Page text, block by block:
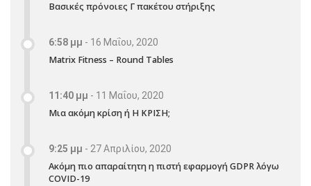
Βασικές πρόνοιες Γ πακέτου στήριξης
6:58 μμ - 16 Μαΐου, 2020
Matrix Fitness – Round Tables
11:40 μμ - 11 Μαΐου, 2020
Μια ακόμη κρίση ή Η ΚΡΙΣΗ;
9:25 μμ - 27 Απριλίου, 2020
Ακόμη πιο απαραίτητη η πιστή εφαρμογή GDPR λόγω
COVID-19